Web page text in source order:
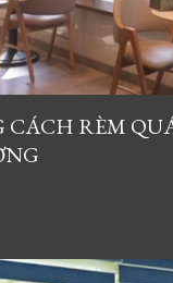
CÁCH RÈM